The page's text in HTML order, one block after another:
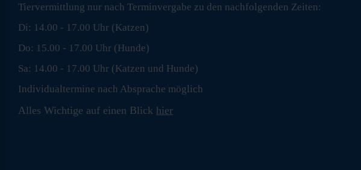
Tiervermittlung nur nach Terminvergabe zu den nachfolgenden Zeiten:
Di: 14.00 - 17.00 Uhr (Katzen)
Do: 15.00 - 17.00 Uhr (Hunde)
Sa: 14.00 - 17.00 Uhr (Katzen und Hunde)
Individualtermine nach Absprache möglich
Alles Wichtige auf einen Blick hier